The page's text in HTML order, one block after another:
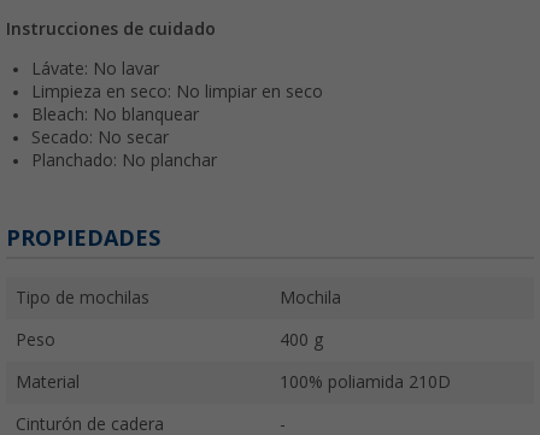
Instrucciones de cuidado
Lávate: No lavar
Limpieza en seco: No limpiar en seco
Bleach: No blanquear
Secado: No secar
Planchado: No planchar
PROPIEDADES
Tipo de mochilas Mochila
Peso 400 g
Material 100% poliamida 210D
Cinturón de cadera -